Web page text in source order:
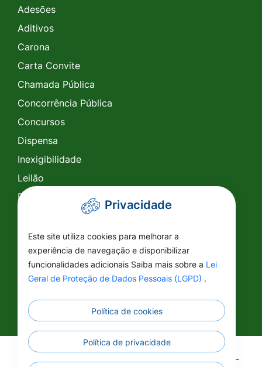
Adesões
Aditivos
Carona
Carta Convite
Chamada Pública
Concorrência Pública
Concursos
Dispensa
Inexigibilidade
Leilão
Pregão Eletrônico
Pregão Presencial
Tomada de Preço
SIC
Conselhos
©2026 - Prefeitura Municipal de Vila Rica - MT -
Privacidade
Este site utiliza cookies para melhorar a
experiência de navegação e disponibilizar
funcionalidades adicionais Saiba mais sobre a Lei
Geral de Proteção de Dados Pessoais (LGPD) .
Política de cookies
Política de privacidade